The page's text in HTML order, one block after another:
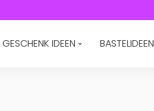
GESCHENK IDEEN BASTELIDEEN